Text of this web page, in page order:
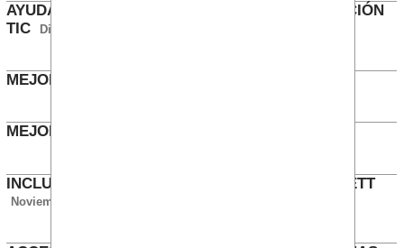
AYUDAS ESTUDIOS, DISCAPACIDAD Y FORMACIÓN
TIC
Diciembre 2016
MEJORAS EN HIPOTECAS TIC
MEJORAS EN ANTICIPOS TIC
INCLUIR EN LA ANTIGÜEDAD EL PERÍODO DE ETT
Noviembre 2016